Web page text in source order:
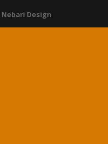
Nebari Design